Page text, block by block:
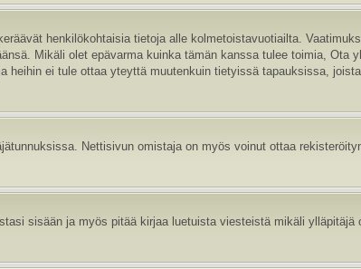
henkilökohtaisia tietoja alle kolmetoistavuotiailta.
Mikäli olet epävarma kuinka tämän kanssa tulee toimia, Ota
heihin ei tule ottaa yteyttä muutenkuin tietyissä tapauksissa,
Nettisivun omistaja on myös voinut ottaa
sisään ja myös pitää kirjaa luetuista viesteistä mikäli ylläpitäjä